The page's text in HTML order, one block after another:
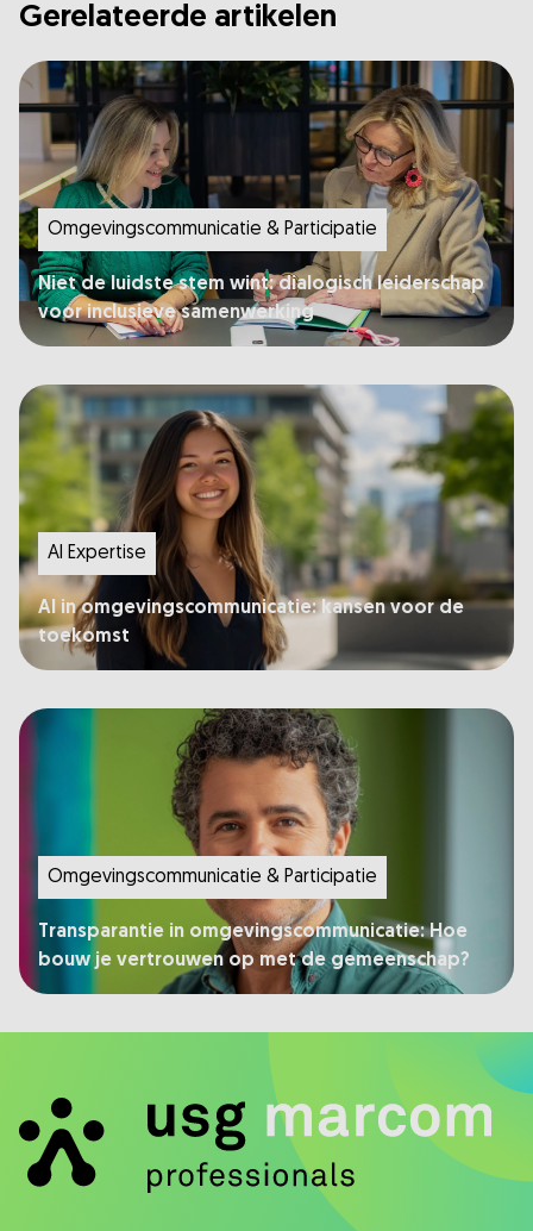
Gerelateerde artikelen
Omgevingscommunicatie & Participatie​
Niet de luidste stem wint: dialogisch leiderschap
voor inclusieve samenwerking
AI Expertise
AI in omgevingscommunicatie: kansen voor de
toekomst
Omgevingscommunicatie & Participatie​
Transparantie in omgevingscommunicatie: Hoe
bouw je vertrouwen op met de gemeenschap?